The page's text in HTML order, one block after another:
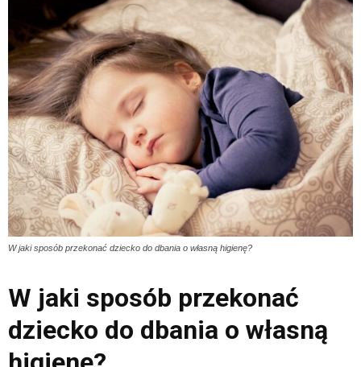
W jaki sposób przekonać dziecko do dbania o własną higienę?
W jaki sposób przekonać
dziecko do dbania o własną